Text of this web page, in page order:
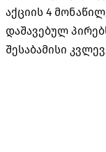
აქციის 4
დაშავებულ
შესაბამისი